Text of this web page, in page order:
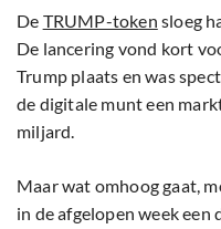
De TRUMP-token sloeg
De lancering vond kort
Trump plaats en was
de digitale munt een
miljard.
Maar wat omhoog gaat,
in de afgelopen week een